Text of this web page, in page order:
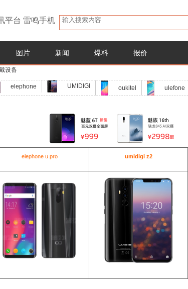
平台 雷鸣手机
图片 新闻 爆料 报价
设备
elephone UMIDIGI oukitel ulefone
elephone u pro umidigi z2